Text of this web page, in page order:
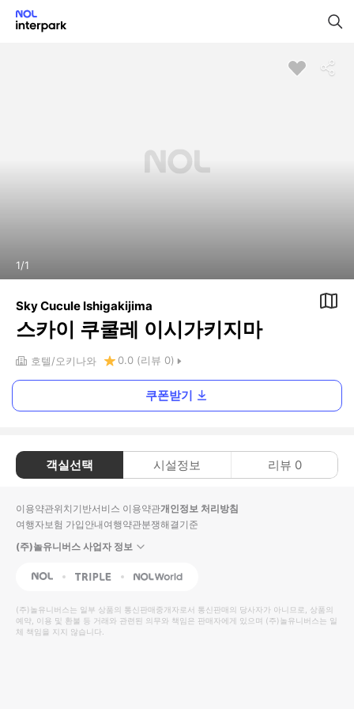
1/1
Sky Cucule Ishigakijima
스카이 쿠쿨레 이시가키지마
호텔 오키나와 0.0 (리뷰 0)
쿠폰받기
객실선택 시설정보 리뷰 0
이용약관위치기반서비스 이용약관개인정보 처리방침
여행자보험 가입안내여행약관분쟁해결기준
(주)놀유니버스 사업자 정보
NOL Triple Interpark Global
(주)놀유니버스는 일부 상품의 통신판매중개자로서 통신판매의 당사자가 아니므로, 상품의
예약, 이용 및 환불 등 거래와 관련된 의무와 책임은 판매자에게 있으며 (주)놀유니버스는 일
체 책임을 지지 않습니다.